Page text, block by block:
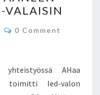
VALAISIN
Comments
0 Comment
AHaa
toimitti led-valon